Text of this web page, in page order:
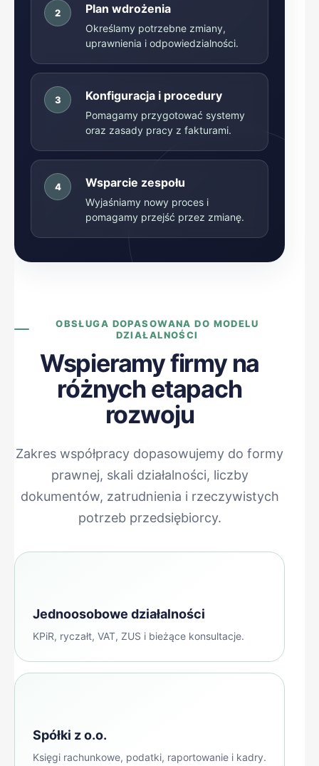
2 Plan wdrożenia
Określamy potrzebne zmiany,
uprawnienia i odpowiedzialności.
3 Konfiguracja i procedury
Pomagamy przygotować systemy
oraz zasady pracy z fakturami.
4 Wsparcie zespołu
Wyjaśniamy nowy proces i
pomagamy przejść przez zmianę.
OBSŁUGA DOPASOWANA DO MODELU
DZIAŁALNOŚCI
Wspieramy firmy na
różnych etapach
rozwoju
Zakres współpracy dopasowujemy do formy
prawnej, skali działalności, liczby
dokumentów, zatrudnienia i rzeczywistych
potrzeb przedsiębiorcy.
Jednoosobowe działalności
KPiR, ryczałt, VAT, ZUS i bieżące konsultacje.
Spółki z o.o.
Księgi rachunkowe, podatki, raportowanie i kadry.